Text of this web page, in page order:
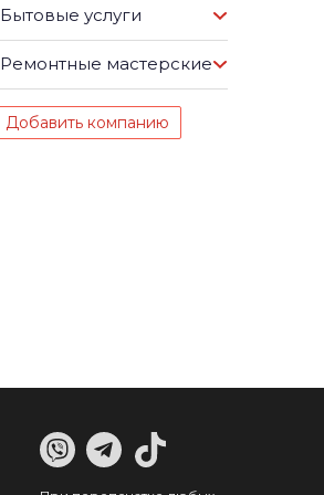
Бытовые услуги
Ремонтные мастерские
Добавить компанию